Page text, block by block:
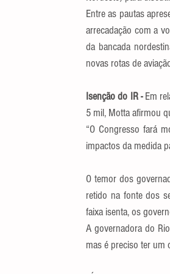
Entre as pautas
arrecadação com a
da bancada
novas rotas de
Isenção do IR - Em
5 mil, Motta afirmou
“O Congresso fará
impactos da medida
O temor dos
retido na fonte dos
faixa isenta, os
A governadora do
mas é preciso ter um